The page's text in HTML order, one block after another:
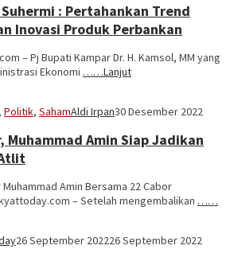
Suhermi : Pertahankan Trend
Inovasi Produk Perbankan
– Pj Bupati Kampar Dr. H. Kamsol, MM yang
Ekonomi ……Lanjut
, Politik, SahamAldi Irpan30 Desember 2022
Muhammad Amin Siap Jadikan
Amin Bersama 22 Cabor
– Setelah mengembalikan ……
26 September 202226 September 2022